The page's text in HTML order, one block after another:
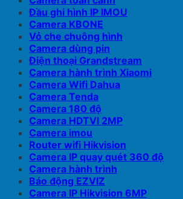
Đầu ghi hình IP IMOU
Camera KBONE
Vỏ che chuông hình
Camera dùng pin
Điện thoại Grandstream
Camera hành trình Xiaomi
Camera Wifi Dahua
Camera Tenda
Camera 180 độ
Camera HDTVI 2MP
Camera imou
Router wifi Hikvision
Camera IP quay quét 360 độ
Camera hành trình
Báo động EZVIZ
Camera IP Hikvision 6MP